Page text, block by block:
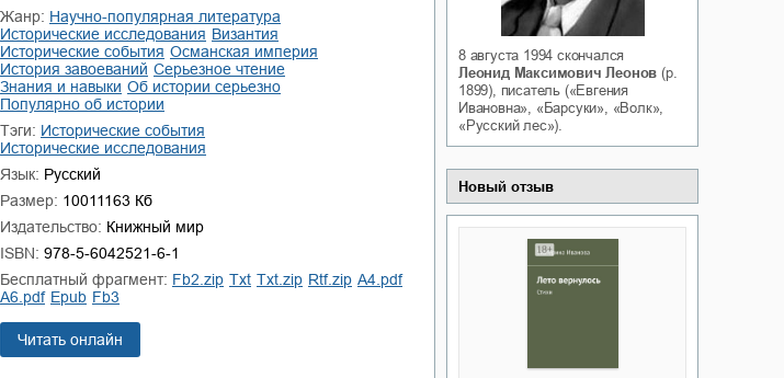
земля Новоросии:
Кировоградской
области
Николаевич Сидоренко
Личный интерес
Белая ворона на факультете
Теней
Оксана Гринберга
Жанр:
научно-популярная литература
исторические исследования
Византия
исторические события
Османская империя
история завоеваний
серьезное чтение
знания и навыки
об истории серьезно
популярно об истории
Тэги:
исторические события
исторические исследования
Язык: Русский
Размер: 10011163 Кб
Издательство: Книжный мир
ISBN: 978-5-6042521-6-1
Бесплатный фрагмент:
fb2.zip txt txt.zip rtf.zip
a4.pdf
a6.pdf
epub fb3
Читать онлайн
8 августа 1994 скончался
Леонид Максимович Леонов (р.
1899), писатель («Евгения
Ивановна», «Барсуки», «Волк»,
«Русский лес»).
Новый отзыв